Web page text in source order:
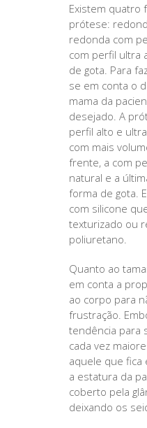
Existem quatro
prótese:
redonda com
com perfil ultra
de gota. Para
se em conta o
mama da
desejado. A
perfil alto e
com mais
frente, a com
natural e a
forma de gota.
com silicone
texturizado ou
poliuretano.
Quanto ao
em conta a
ao corpo para
frustração.
tendência para
cada vez
aquele que fica
a estatura da
coberto pela
deixando os